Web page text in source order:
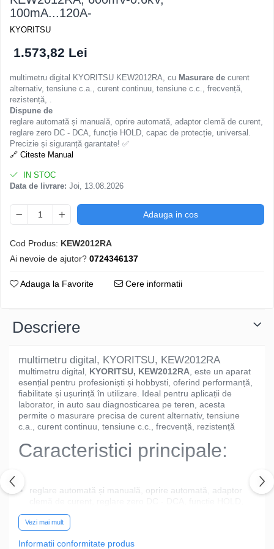
100mA...120A-
KYORITSU
1.573,82 Lei
multimetru digital KYORITSU KEW2012RA, cu Masurare de curent
alternativ, tensiune c.a., curent continuu, tensiune c.c., frecvență,
rezistență, .
Dispune de
reglare automată și manuală, oprire automată, adaptor clemă de curent,
reglare zero DC - DCA, funcție HOLD, capac de protecție, universal.
Precizie și siguranță garantate! ✅
🔗 Citeste Manual
IN STOC
Data de livrare: Joi, 13.08.2026
Adauga in cos
Cod Produs: KEW2012RA
Ai nevoie de ajutor? 0724346137
Adauga la Favorite Cere informatii
Descriere
multimetru digital, KYORITSU, KEW2012RA
multimetru digital, KYORITSU, KEW2012RA , este un aparat
esențial pentru profesioniști și hobbysti, oferind performanță,
fiabilitate și ușurință în utilizare. Ideal pentru aplicații de
laborator, in auto sau diagnosticarea pe teren, acesta
permite o masurare precisa de curent alternativ, tensiune
c.a., curent continuu, tensiune c.c., frecvență, rezistență
Caracteristici principale:
reglare automată și manuală, oprire automată, adaptor
capac de protecție, universal.
De ce să alegi acest
Vezi mai mult
Informatii conformitate produs